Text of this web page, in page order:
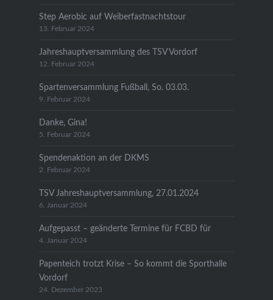
Step Aerobic auf Weiberfastnachtstour
13. Februar 2024
Jahreshauptversammlung des TSV Vordorf
12. Februar 2024
Spartenversammlung Fußball, So. 03.03.
9. Februar 2024
Danke, Gina!
5. Februar 2024
Spendenaktion an der DKMS
2. Februar 2024
TSV Jahreshauptversammlung, 27.01.2024
6. Januar 2024
Aufgepasst – geänderte Termine für FCBD für
4. Januar 2024
Papenteich trotzt Krise – So kommt die Sporthalle
Vordorf
24. Dezember 2023